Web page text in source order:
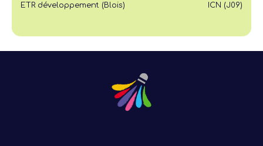
ETR développement (Blois) ICN (J09)